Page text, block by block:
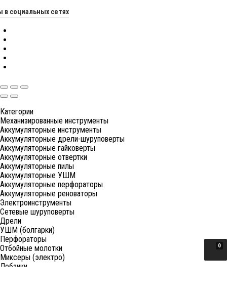
в социальных сетях
0
Категории
Механизированные инструменты
Аккумуляторные инструменты
Аккумуляторные дрели-шуруповерты
Аккумуляторные гайковерты
Аккумуляторные отвертки
Аккумуляторные пилы
Аккумуляторные УШМ
Аккумуляторные перфораторы
Аккумуляторные реноваторы
Электроинструменты
Сетевые шуруповерты
Дрели
УШМ (болгарки)
Перфораторы
Отбойные молотки
Миксеры (электро)
Лобзики